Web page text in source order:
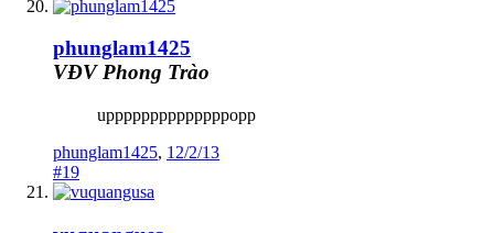
phunglam1425
VĐV Phong Trào
uppppppppppppppopp
phunglam1425, 12/2/13
#19